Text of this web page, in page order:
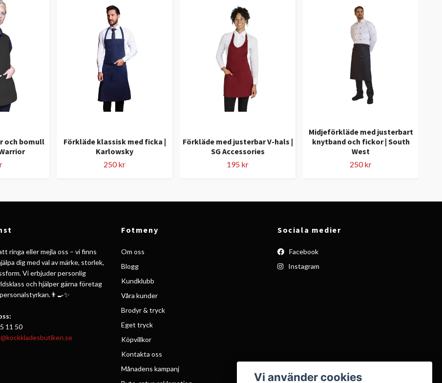
och bomull
Förkläde klassisk med ficka |
Karlowsky
250 kr
Förkläde med justerbar V-hals |
SG Accessories
195 kr
Midjeförkläde med justerbart
knytband och fickor | South
West
250 kr
ringa eller mejla oss – vi finns
dig med val av märke, storlek,
Vi erbjuder personlig
och hjälper gärna företag
11 50
Fotmeny
Om oss
Blogg
Kundklubb
Våra kunder
Brodyr & tryck
Eget tryck
Köpvillkor
Kontakta oss
Månadens kampanj
Sociala medier
Facebook
Instagram
Vi använder cookies